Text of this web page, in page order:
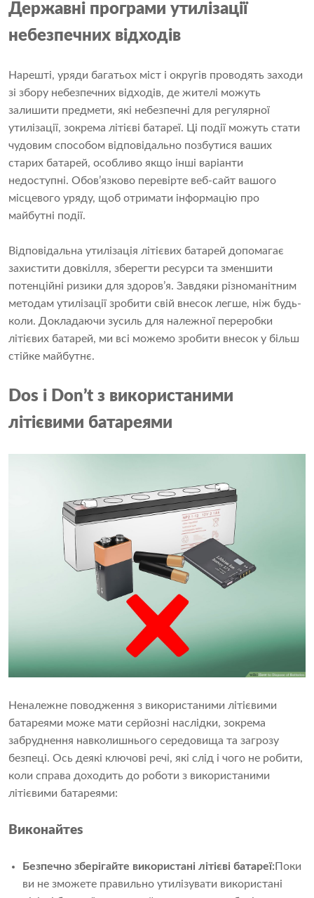
Державні програми утилізації
небезпечних відходів
Нарешті, уряди багатьох міст і округів проводять заходи
зі збору небезпечних відходів, де жителі можуть
залишити предмети, які небезпечні для регулярної
утилізації, зокрема літієві батареї. Ці події можуть стати
чудовим способом відповідально позбутися ваших
старих батарей, особливо якщо інші варіанти
недоступні. Обов’язково перевірте веб-сайт вашого
місцевого уряду, щоб отримати інформацію про
майбутні події.
Відповідальна утилізація літієвих батарей допомагає
захистити довкілля, зберегти ресурси та зменшити
потенційні ризики для здоров’я. Завдяки різноманітним
методам утилізації зробити свій внесок легше, ніж будь-
коли. Докладаючи зусиль для належної переробки
літієвих батарей, ми всі можемо зробити внесок у більш
стійке майбутнє.
Dos і Don’t з використаними
літієвими батареями
Неналежне поводження з використаними літієвими
батареями може мати серйозні наслідки, зокрема
забруднення навколишнього середовища та загрозу
безпеці. Ось деякі ключові речі, які слід і чого не робити,
коли справа доходить до роботи з використаними
літієвими батареями:
Виконайтеs
Безпечно зберігайте використані літієві батареї: Поки
ви не зможете правильно утилізувати використані